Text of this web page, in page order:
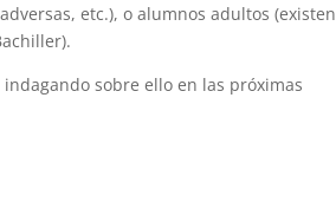
etc.), o alumnos adultos (existen
sobre ello en las próximas